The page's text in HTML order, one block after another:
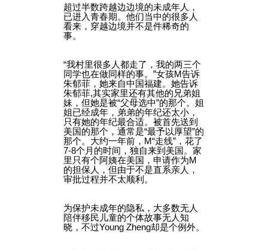
超过半数跨越边边境的未成年人，
已进入青春期。他们当中的很多人
看来，穿越边境并不是件稀奇的
事。
“我村里很多人都走了，我的两三个
同学也在做同样的事。”女孩M告诉
朱郁菲，她来自中国福建。她告诉
朱郁菲,其实家里还有其他的兄弟姐
妹，但她是被“父母选中”的那个。姐
姐已经成年，弟弟的年纪还太小，
只有她的年纪最合适。被首先送到
美国的那个，通常是“最予以厚望”的
那个。大约一年前，M“走线”，花了
7-8个月的时间，独自来到美国。家
里只有个阿姨在美国，申请作为M
的担保人，但由于不是直系亲人，
审批过程并不太顺利。
为保护未成年的隐私，大多数无人
陪伴移民儿童的个体故事无人知
晓，不过Young Zheng却是个例外。